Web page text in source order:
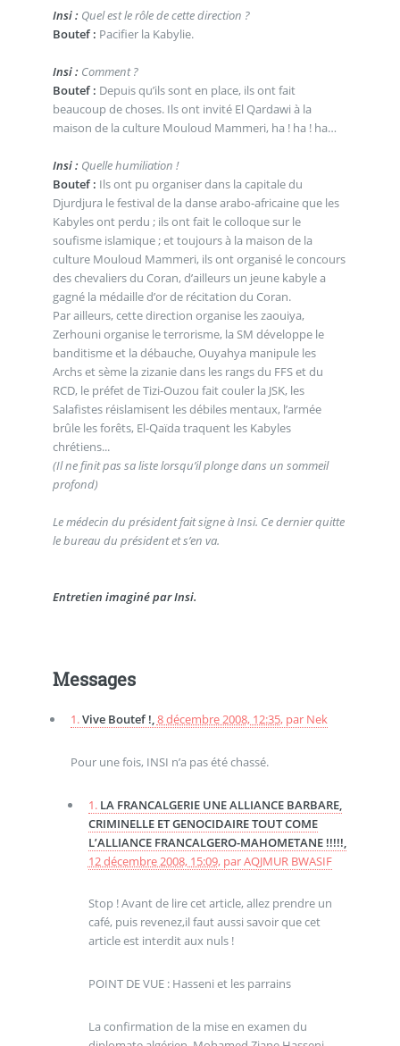
Insi : Quel est le rôle de cette direction ?
Boutef : Pacifier la Kabylie.
Insi : Comment ?
Boutef : Depuis qu’ils sont en place, ils ont fait
beaucoup de choses. Ils ont invité El Qardawi à la
maison de la culture Mouloud Mammeri, ha ! ha ! ha…
Insi : Quelle humiliation !
Boutef : Ils ont pu organiser dans la capitale du
Djurdjura le festival de la danse arabo-africaine que les
Kabyles ont perdu ; ils ont fait le colloque sur le
soufisme islamique ; et toujours à la maison de la
culture Mouloud Mammeri, ils ont organisé le concours
des chevaliers du Coran, d’ailleurs un jeune kabyle a
gagné la médaille d’or de récitation du Coran.
Par ailleurs, cette direction organise les zaouiya,
Zerhouni organise le terrorisme, la SM développe le
banditisme et la débauche, Ouyahya manipule les
Archs et sème la zizanie dans les rangs du FFS et du
RCD, le préfet de Tizi-Ouzou fait couler la JSK, les
Salafistes réislamisent les débiles mentaux, l’armée
brûle les forêts, El-Qaïda traquent les Kabyles
chrétiens...
(Il ne finit pas sa liste lorsqu’il plonge dans un sommeil
profond)
Le médecin du président fait signe à Insi. Ce dernier quitte
le bureau du président et s’en va.
Entretien imaginé par Insi.
Messages
1.Vive Boutef !,8 décembre 2008, 12:35, par Nek
Pour une fois, INSI n’a pas été chassé.
1. LA FRANCALGERIE UNE ALLIANCE BARBARE,
CRIMINELLE ET GENOCIDAIRE TOUT COME
L’ALLIANCE FRANCALGERO-MAHOMETANE !!!!!,
12 décembre 2008, 15:09, parAQJMUR BWASIF
Stop ! Avant de lire cet article, allez prendre un
café, puis revenez,il faut aussi savoir que cet
article est interdit aux nuls !
POINT DE VUE : Hasseni et les parrains
La confirmation de la mise en examen du